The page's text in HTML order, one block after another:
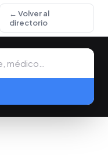
← Volver al
directorio